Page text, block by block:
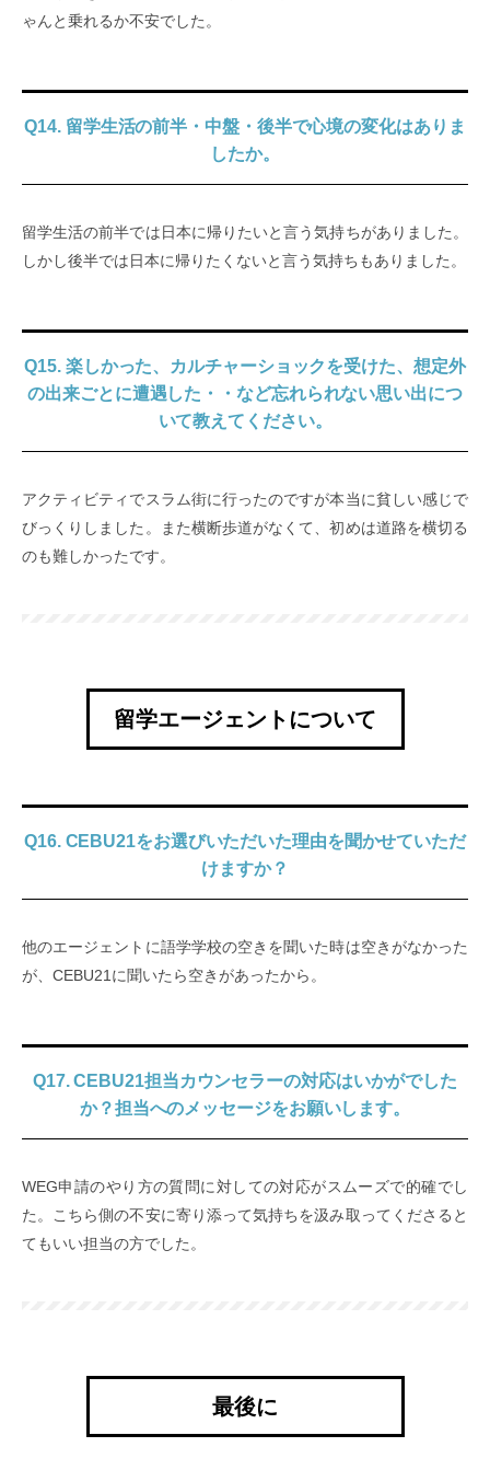
ゃんと乗れるか不安でした。
Q14. 留学生活の前半・中盤・後半で心境の変化はありま
したか。
留学生活の前半では日本に帰りたいと言う気持ちがありました。
しかし後半では日本に帰りたくないと言う気持ちもありました。
Q15. 楽しかった、カルチャーショックを受けた、想定外
の出来ごとに遭遇した・・など忘れられない思い出につ
いて教えてください。
アクティビティでスラム街に行ったのですが本当に貧しい感じで
びっくりしました。また横断歩道がなくて、初めは道路を横切る
のも難しかったです。
留学エージェントについて
Q16. CEBU21をお選びいただいた理由を聞かせていただ
けますか？
他のエージェントに語学学校の空きを聞いた時は空きがなかった
が、CEBU21に聞いたら空きがあったから。
Q17. CEBU21担当カウンセラーの対応はいかがでした
か？担当へのメッセージをお願いします。
WEG申請のやり方の質問に対しての対応がスムーズで的確でし
た。こちら側の不安に寄り添って気持ちを汲み取ってくださると
てもいい担当の方でした。
最後に